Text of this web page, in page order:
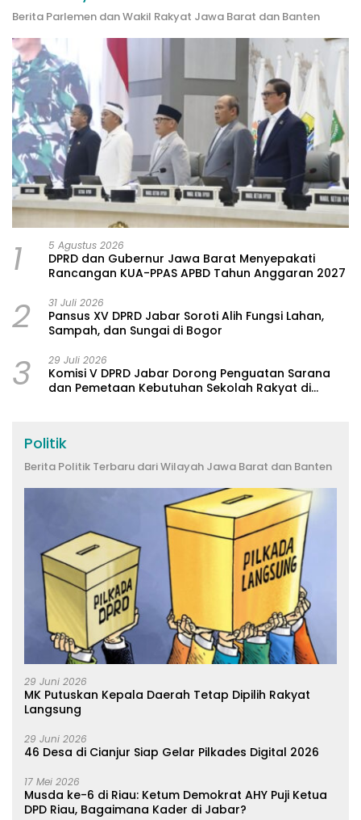
Berita Parlemen dan Wakil Rakyat Jawa Barat dan Banten
1 5 Agustus 2026
DPRD dan Gubernur Jawa Barat Menyepakati
Rancangan KUA-PPAS APBD Tahun Anggaran 2027
2 31 Juli 2026
Pansus XV DPRD Jabar Soroti Alih Fungsi Lahan,
Sampah, dan Sungai di Bogor
3 29 Juli 2026
Komisi V DPRD Jabar Dorong Penguatan Sarana
dan Pemetaan Kebutuhan Sekolah Rakyat di
Politik
Berita Politik Terbaru dari Wilayah Jawa Barat dan Banten
29 Juni 2026
MK Putuskan Kepala Daerah Tetap Dipilih Rakyat
Langsung
29 Juni 2026
46 Desa di Cianjur Siap Gelar Pilkades Digital 2026
17 Mei 2026
Musda ke-6 di Riau: Ketum Demokrat AHY Puji Ketua
DPD Riau, Bagaimana Kader di Jabar?